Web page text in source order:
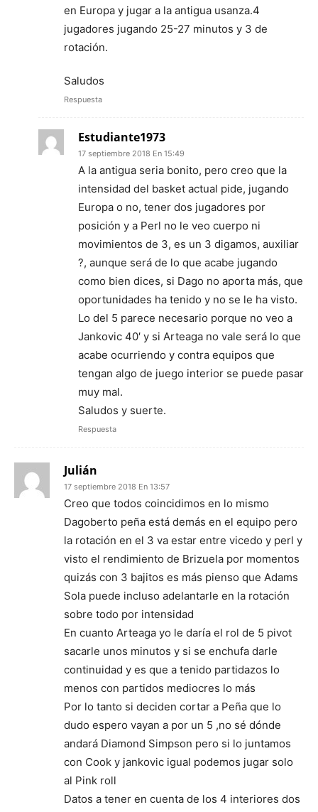
en Europa y jugar a la antigua usanza.4
jugadores jugando 25-27 minutos y 3 de
rotación.
Saludos
Respuesta
Estudiante1973
17 septiembre 2018 En 15:49
A la antigua seria bonito, pero creo que la
intensidad del basket actual pide, jugando
Europa o no, tener dos jugadores por
posición y a Perl no le veo cuerpo ni
movimientos de 3, es un 3 digamos, auxiliar
?, aunque será de lo que acabe jugando
como bien dices, si Dago no aporta más, que
oportunidades ha tenido y no se le ha visto.
Lo del 5 parece necesario porque no veo a
Jankovic 40′ y si Arteaga no vale será lo que
acabe ocurriendo y contra equipos que
tengan algo de juego interior se puede pasar
muy mal.
Saludos y suerte.
Respuesta
Julián
17 septiembre 2018 En 13:57
Creo que todos coincidimos en lo mismo
Dagoberto peña está demás en el equipo pero
la rotación en el 3 va estar entre vicedo y perl y
visto el rendimiento de Brizuela por momentos
quizás con 3 bajitos es más pienso que Adams
Sola puede incluso adelantarle en la rotación
sobre todo por intensidad
En cuanto Arteaga yo le daría el rol de 5 pivot
sacarle unos minutos y si se enchufa darle
continuidad y es que a tenido partidazos lo
menos con partidos mediocres lo más
Por lo tanto si deciden cortar a Peña que lo
dudo espero vayan a por un 5 ,no sé dónde
andará Diamond Simpson pero si lo juntamos
con Cook y jankovic igual podemos jugar solo
al Pink roll
Datos a tener en cuenta de los 4 interiores dos